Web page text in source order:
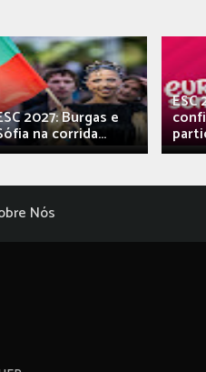
2027: Burgas e
na corrida...
ESC
Nós